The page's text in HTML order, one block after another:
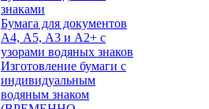
знаками
Бумага для документов
А4, А5, А3 и А2+ с
узорами водяных знаков
Изготовление бумаги с
индивидуальным
водяным знаком